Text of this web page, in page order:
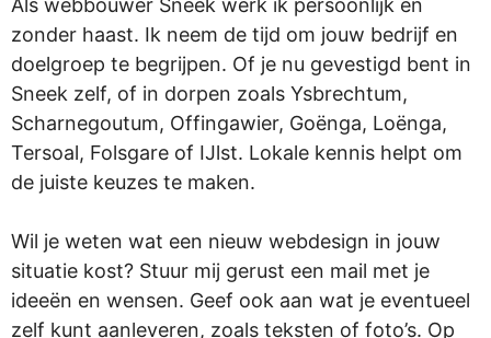
Als webbouwer Sneek werk ik persoonlijk en
zonder haast. Ik neem de tijd om jouw bedrijf en
doelgroep te begrijpen. Of je nu gevestigd bent in
Sneek zelf, of in dorpen zoals Ysbrechtum,
Scharnegoutum, Offingawier, Goënga, Loënga,
Tersoal, Folsgare of IJlst. Lokale kennis helpt om
de juiste keuzes te maken.
Wil je weten wat een nieuw webdesign in jouw
situatie kost? Stuur mij gerust een mail met je
ideeën en wensen. Geef ook aan wat je eventueel
zelf kunt aanleveren, zoals teksten of foto’s. Op